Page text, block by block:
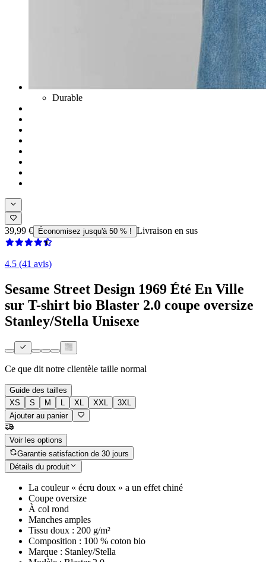
Durable
39,99 € Économisez jusqu'à 50 % ! Livraison en sus
4.5 (41 avis)
Sesame Street Design 1969 Été En Ville
sur T-shirt bio Blaster 2.0 coupe oversize
Stanley/Stella Unisexe
Ce que dit notre clientèle taille normal
Guide des tailles
XS
S M L XL XXL
3XL
Ajouter au panier
Voir les options
Garantie satisfaction de 30 jours
Détails du produit
La couleur « écru doux » a un effet chiné
Coupe oversize
À col rond
Manches amples
Tissu doux : 200 g/m²
Composition : 100 % coton bio
Marque : Stanley/Stella